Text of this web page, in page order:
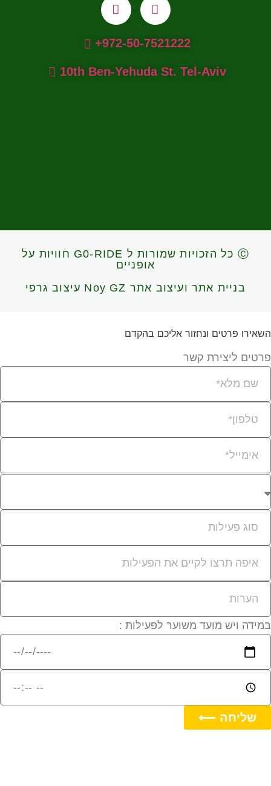
972-50-7521222+
10th Ben-Yehuda St. Tel-Aviv
Ⓒ כל הזכויות שמורות ל G0-RIDE חוויות על
אופניים
בניית אתר ועיצוב אתר Noy GZ עיצוב גרפי
פרטים ונחזור אליכם בהקדם
ליצירת קשר
ויש מועד משוער לפעילות :
שליחה ⟵